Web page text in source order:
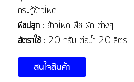
กระทู้ข้าวโพด
พืชปลูก : ข้าวโพด พืช ผัก ต่างๆ
อัตราใช้: 20 กรัม ต่อน้ำ 20 ลิตร
สนใจสินค้า